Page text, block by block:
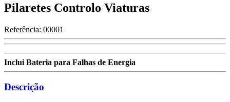
Pilaretes Controlo Viaturas
Referência: 00001
Inclui Bateria para Falhas de Energia
Descrição